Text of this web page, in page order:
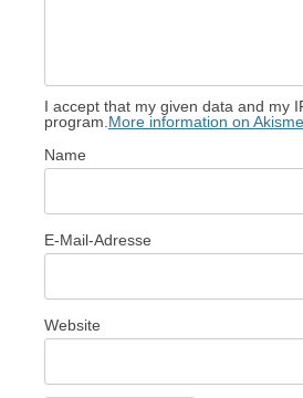
I accept that my given data and my
program. More information on
Name
E-Mail-Adresse
Website